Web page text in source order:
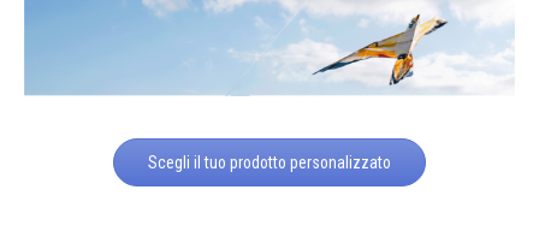
Scegli il tuo prodotto personalizzato